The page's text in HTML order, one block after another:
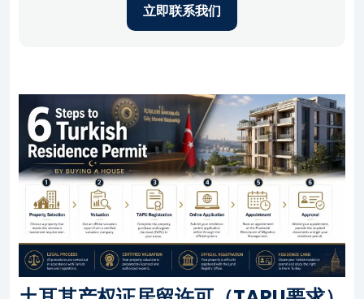
立即联系我们